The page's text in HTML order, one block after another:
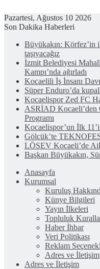
Pazartesi, Ağustos 10 2026
Son Dakika Haberleri
Büyükakın: Körfez’in
taşıyacağız
İzmit Belediyesi
Kampı’nda ağırladı
Kocaelili İş İnsanı
Süper Enduro’da
Kocaelispor Zed FC
ASRİAD Kocaeli’den
Programı
Kocaelispor’un İlk
Gölcük’te
LÖSEV Kocaeli’de
Başkan Büyükakın,
Anasayfa
Kurumsal
Kuruluş
Künye Bilgileri
Yayın İlkeleri
Topluluk
Haber İhbar
Veri Politikası
Reklam
Adres ve İletişim
Adres ve İletişim